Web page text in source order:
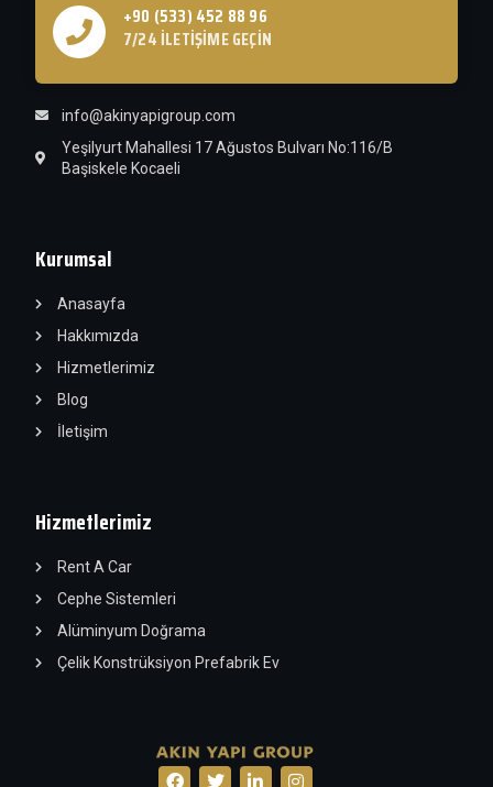
Hizmetlerimiz
Rent A Car
Cephe Sistemleri
Alüminyum Doğrama
Çelik Konstrüksiyon Prefabrik Ev
Kurumsal
Anasayfa
Hakkımızda
Hizmetlerimiz
Blog
İletişim
+90 (533) 452 88 96
7/24 İLETIŞIME GEÇIN
info@akinyapigroup.com
Yeşilyurt Mahallesi 17 Ağustos Bulvarı No:116/B
Başiskele Kocaeli